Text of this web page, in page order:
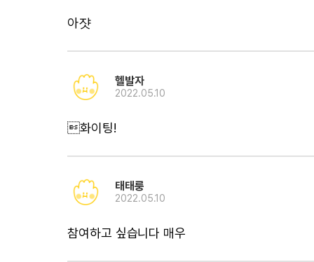
아쟛
헬발자
2022.05.10
화이팅!
태태룽
2022.05.10
참여하고 싶습니다 매우